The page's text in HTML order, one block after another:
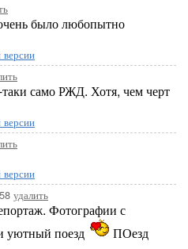
было любопытно
таки само РЖД. Хотя, чем черт
удалить
Фотографии с
уютный поезд
ПОезд